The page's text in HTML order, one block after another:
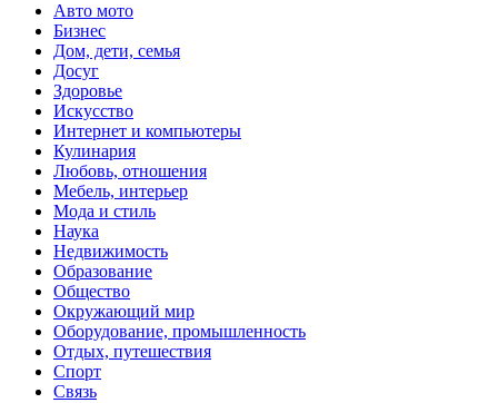
Авто мото
Бизнес
Дом, дети, семья
Досуг
Здоровье
Искусство
Интернет и компьютеры
Кулинария
Любовь, отношения
Мебель, интерьер
Мода и стиль
Наука
Недвижимость
Образование
Общество
Окружающий мир
Оборудование, промышленность
Отдых, путешествия
Спорт
Связь